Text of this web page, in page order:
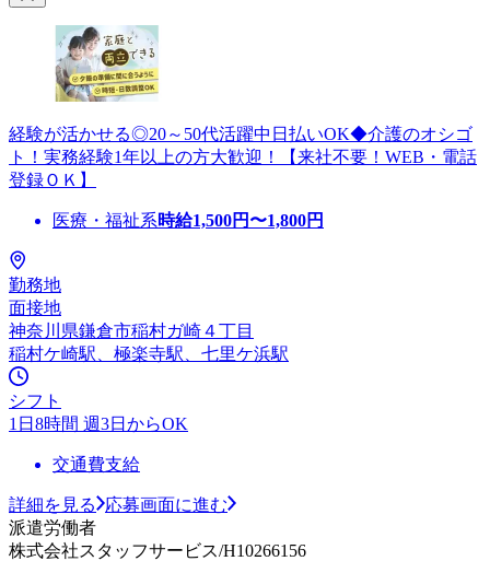
経験が活かせる◎20～50代活躍中日払いOK◆介護のオシゴ
ト！実務経験1年以上の方大歓迎！【来社不要！WEB・電話
登録ＯＫ】
医療・福祉系時給1,500円〜1,800円
勤務地
面接地
神奈川県鎌倉市稲村ガ崎４丁目
稲村ケ崎駅、極楽寺駅、七里ケ浜駅
シフト
1日8時間 週3日からOK
交通費支給
詳細を見る
応募画面に進む
派遣労働者
株式会社スタッフサービス/H10266156